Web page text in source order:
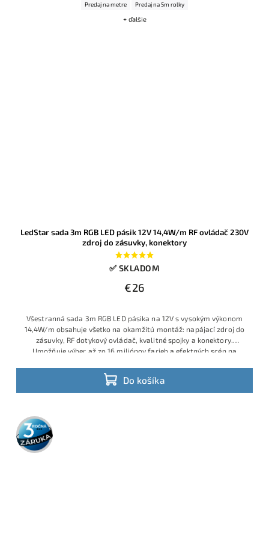
Predaj na metre Predaj na 5m rolky
+ ďalšie
LedStar sada 3m RGB LED pásik 12V 14,4W/m RF ovládač 230V
zdroj do zásuvky, konektory
✅ SKLADOM
€26
Do košíka
Všestranná sada 3m RGB LED pásika na 12V s vysokým výkonom
14,4W/m obsahuje všetko na okamžitú montáž: napájací zdroj do
zásuvky, RF dotykový ovládač, kvalitné spojky a konektory.
Umožňuje výber až zo 16 miliónov farieb a efektných scén na
alebo dekoračné efekty v domácnosti.
3 roky
záruka